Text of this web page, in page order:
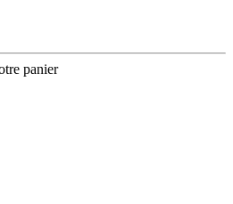
panier